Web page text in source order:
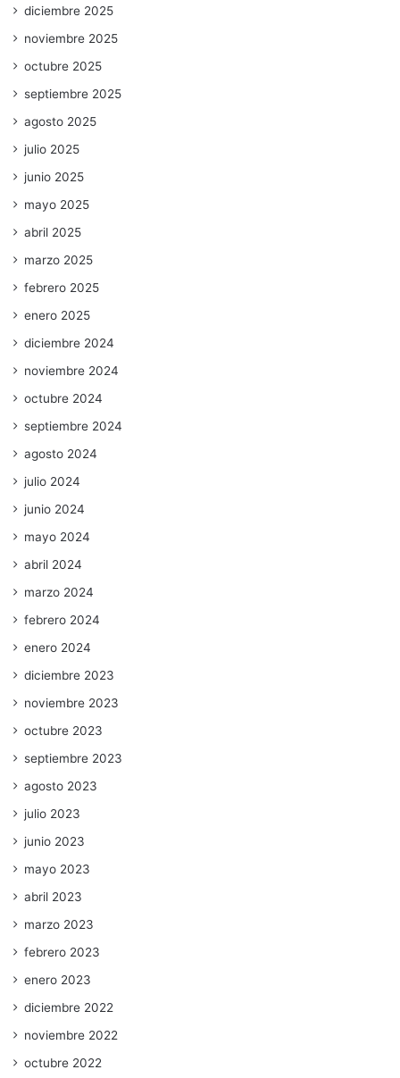
diciembre 2025
noviembre 2025
octubre 2025
septiembre 2025
agosto 2025
julio 2025
junio 2025
mayo 2025
abril 2025
marzo 2025
febrero 2025
enero 2025
diciembre 2024
noviembre 2024
octubre 2024
septiembre 2024
agosto 2024
julio 2024
junio 2024
mayo 2024
abril 2024
marzo 2024
febrero 2024
enero 2024
diciembre 2023
noviembre 2023
octubre 2023
septiembre 2023
agosto 2023
julio 2023
junio 2023
mayo 2023
abril 2023
marzo 2023
febrero 2023
enero 2023
diciembre 2022
noviembre 2022
octubre 2022